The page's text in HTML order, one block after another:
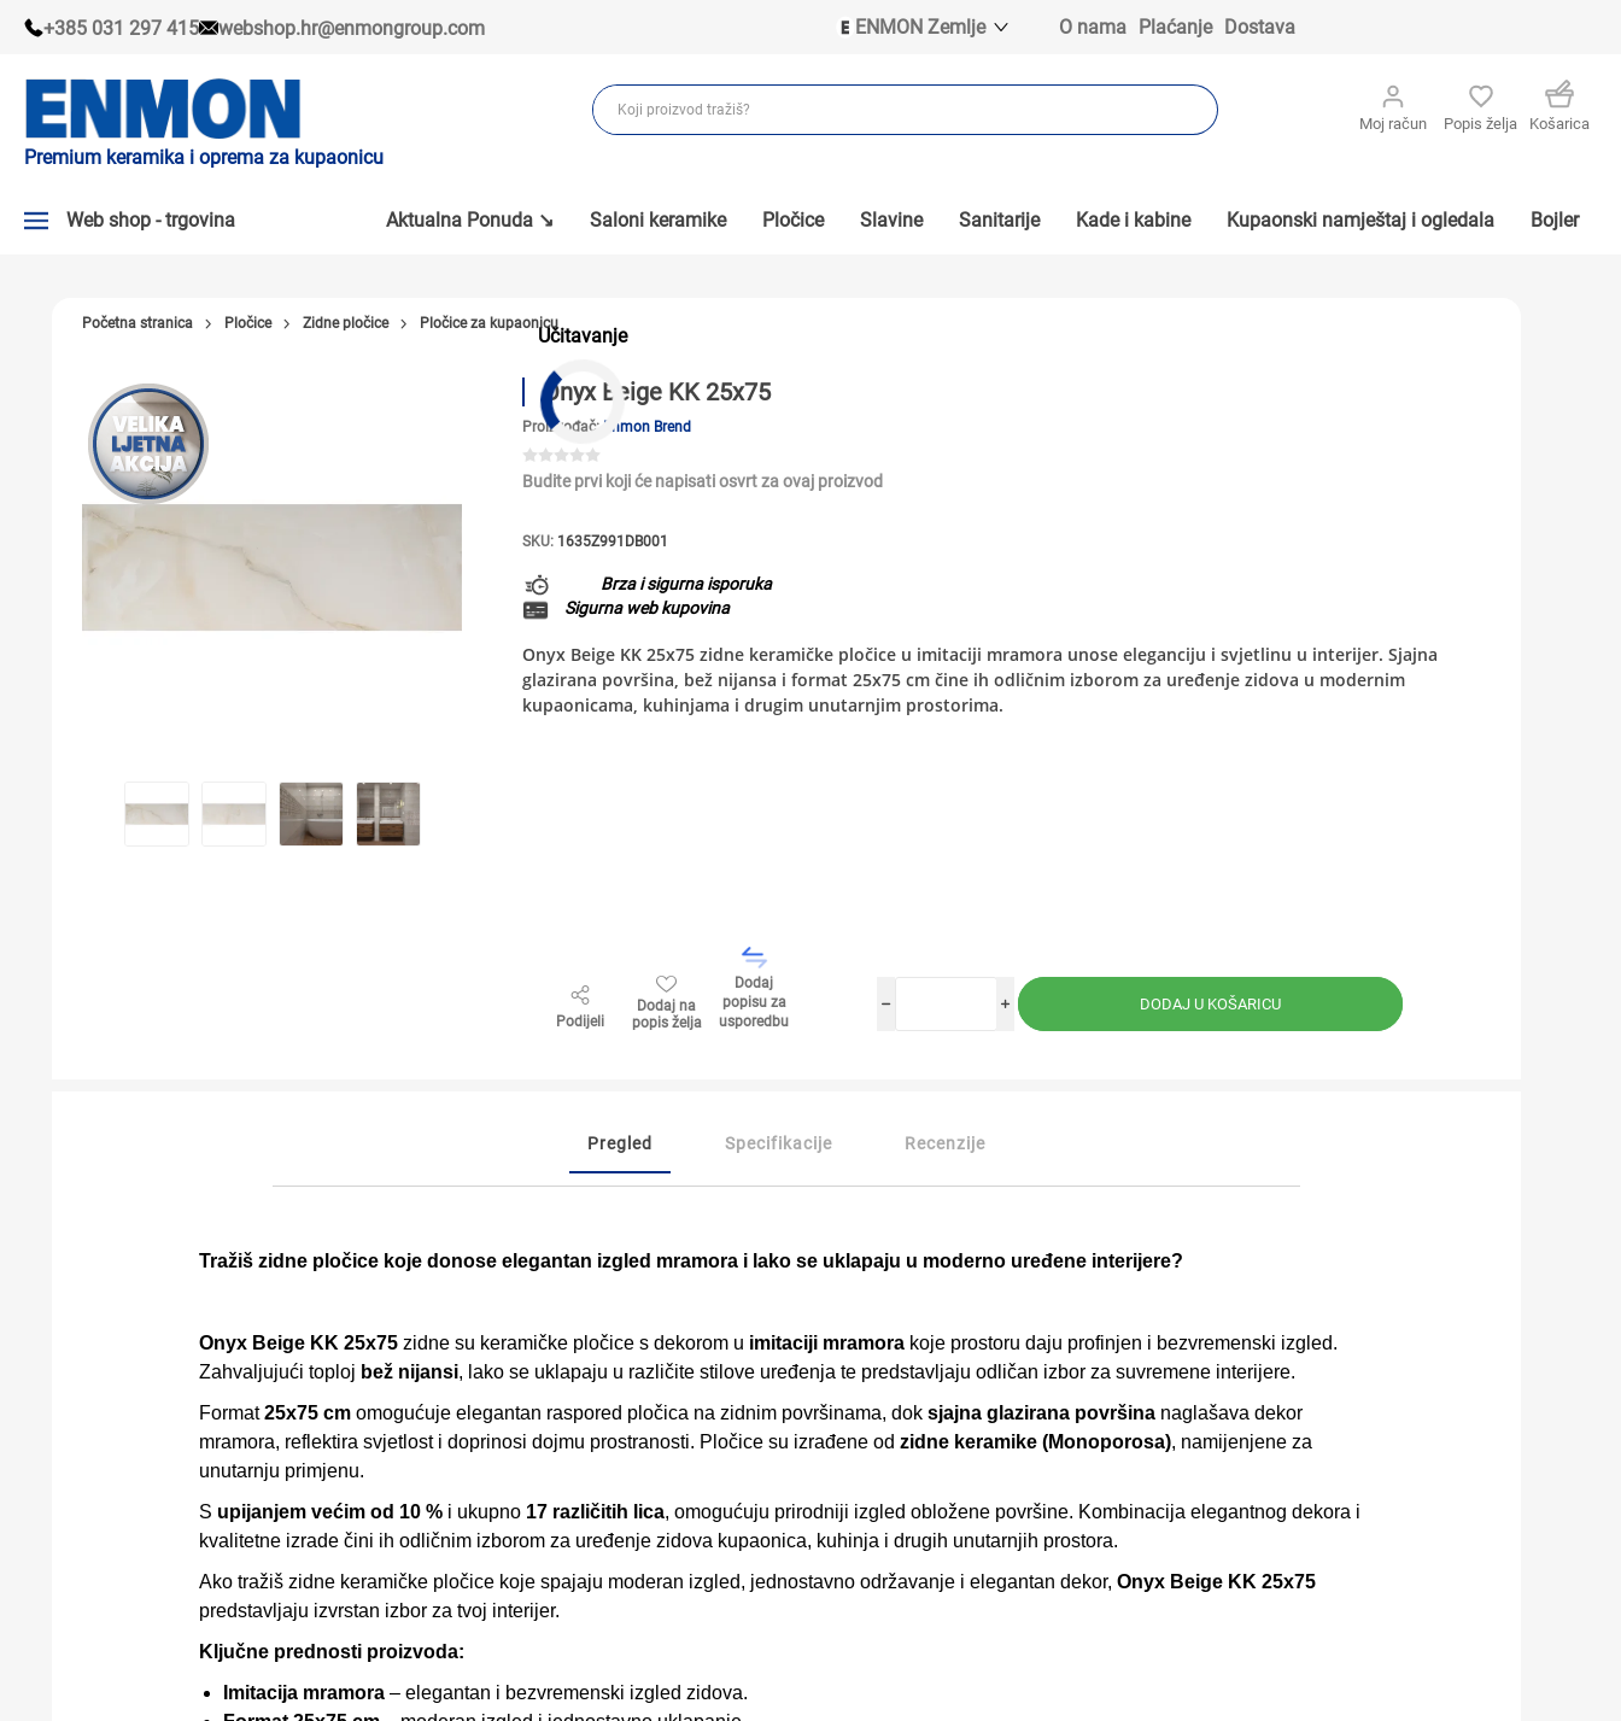
+385 031 297 415 webshop.hr@enmongroup.com
ENMON Zemlje
ENMON BIH
ENMON MKD
O nama Plaćanje Dostava
Premium keramika i oprema za kupaonicu
Moj račun Popis želja Košarica
Web shop - trgovina
SLAVINE
KADE I KABINE
SANITARIJE
TUŠEVI
ODVOD VODE
Aktualna Ponuda ↘ Saloni keramike Pločice Slavine Sanitarije Kade i kabine Kupaonski namještaj i ogledala Bojler
Učitavanje
Početna stranica Pločice Zidne pločice Pločice za kupaonicu
Onyx Beige KK 25x75
Proizvođač: Enmon Brend
Budite prvi koji će napisati osvrt za ovaj proizvod
SKU: 1635Z991DB001
Brza i sigurna isporuka
Sigurna web kupovina
Onyx Beige KK 25x75 zidne keramičke pločice u imitaciji mramora unose eleganciju i svjetlinu u interijer. Sjajna
glazirana površina, bež nijansa i format 25x75 cm čine ih odličnim izborom za uređenje zidova u modernim
kupaonicama, kuhinjama i drugim unutarnjim prostorima.
Podijeli
Dodaj na
popis želja
Dodaj
popisu za
usporedbu
i
h
Pregled Specifikacije Recenzije
Tražiš zidne pločice koje donose elegantan izgled mramora i lako se uklapaju u moderno uređene interijere?
Onyx Beige KK 25x75zidne su keramičke pločice s dekorom u imitaciji mramorakoje prostoru daju profinjen i bezvremenski izgled.
Zahvaljujući toploj bež nijansi, lako se uklapaju u različite stilove uređenja te predstavljaju odličan izbor za suvremene interijere.
Format25x75 cmomogućuje elegantan raspored pločica na zidnim površinama, dok sjajna glazirana površinanaglašava dekor
mramora, reflektira svjetlost i doprinosi dojmu prostranosti. Pločice su izrađene od zidne keramike (Monoporosa), namijenjene za
unutarnju primjenu.
S upijanjem većim od 10 %i ukupno 17 različitih lica, omogućuju prirodniji izgled obložene površine. Kombinacija elegantnog dekora i
kvalitetne izrade čini ih odličnim izborom za uređenje zidova kupaonica, kuhinja i drugih unutarnjih prostora.
Ako tražiš zidne keramičke pločice koje spajaju moderan izgled, jednostavno održavanje i elegantan dekor, Onyx Beige KK 25x75
predstavljaju izvrstan izbor za tvoj interijer.
Ključne prednosti proizvoda:
Imitacija mramora– elegantan i bezvremenski izgled zidova.